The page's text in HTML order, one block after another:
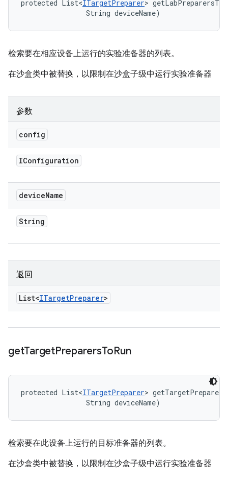
protected List<ITargetPreparer>
                String deviceName)
检索要在相应设备上运行的实验准备器的列表。
在沙盒类中被替换，以限制在沙盒子级中运行实验准备器
参数
config
IConfiguration
deviceName
String
返回
List<ITargetPreparer>
getTargetPreparersToRun
protected List<ITargetPreparer>
                String deviceName)
检索要在此设备上运行的目标准备器的列表。
在沙盒类中被替换，以限制在沙盒子级中运行实验准备器